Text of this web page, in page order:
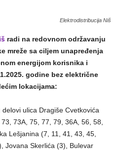
Elektrodistribucija Niš
radi na redovnom održavanju
mreže sa ciljem unapređenja
energijom korisnika i
godine bez električne
lokacijama:
ulica Dragiše Cvetkovića
73A, 75, 77, 79, 36A, 56, 58,
Lešjanina (7, 11, 41, 43, 45,
Jovana Skerlića (3), Bulevar